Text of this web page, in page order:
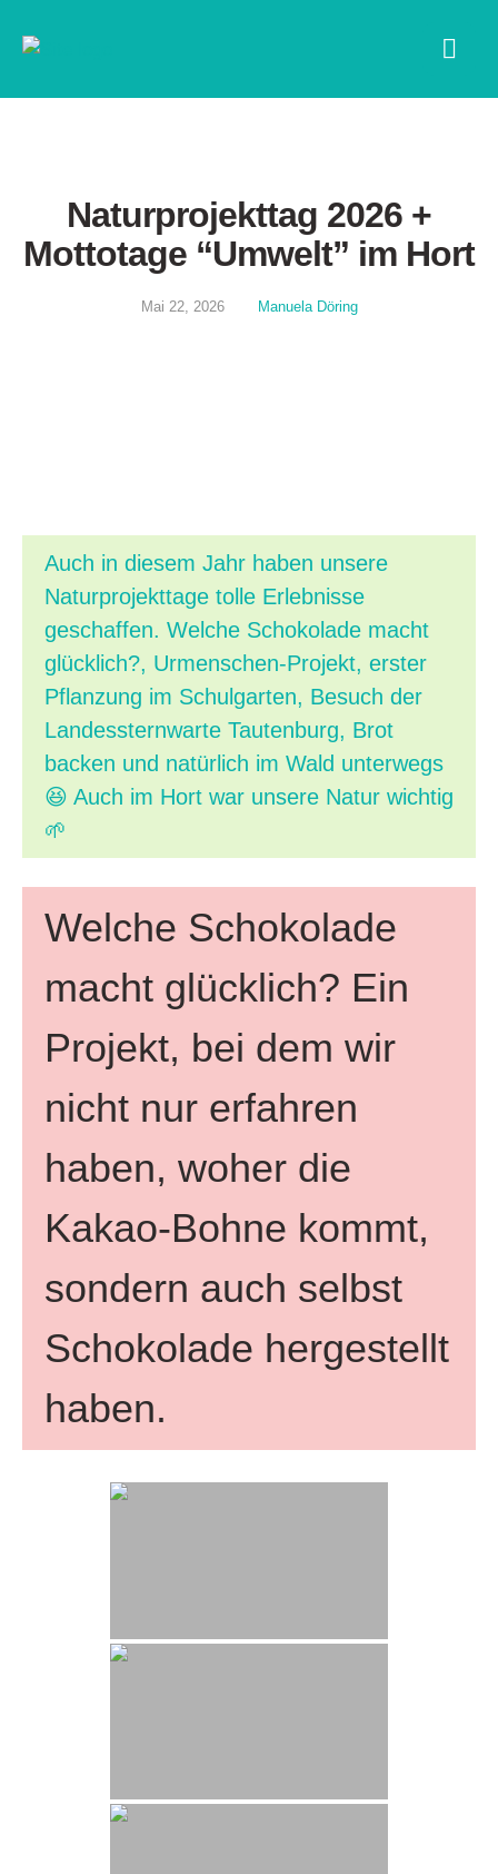
Naturprojekttag 2026 +
Mottotage “Umwelt” im Hort
Mai 22, 2026 Manuela Döring
Auch in diesem Jahr haben unsere
Naturprojekttage tolle Erlebnisse
geschaffen. Welche Schokolade macht
glücklich?, Urmenschen-Projekt, erster
Pflanzung im Schulgarten, Besuch der
Landessternwarte Tautenburg, Brot
backen und natürlich im Wald unterwegs
😆 Auch im Hort war unsere Natur wichtig
🌱
Welche Schokolade
macht glücklich? Ein
Projekt, bei dem wir
nicht nur erfahren
haben, woher die
Kakao-Bohne kommt,
sondern auch selbst
Schokolade hergestellt
haben.